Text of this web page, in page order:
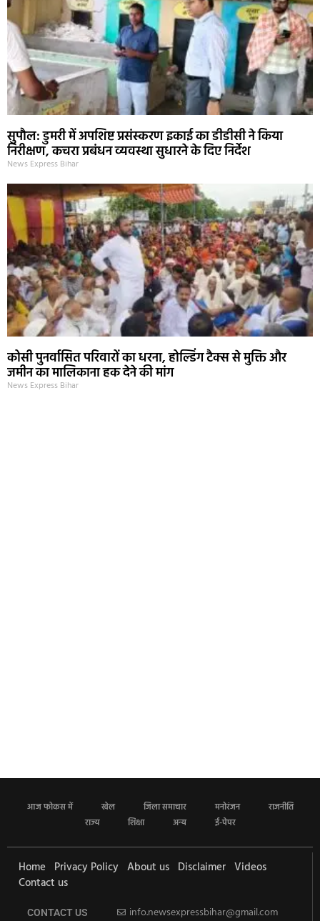
सुपौल: डुमरी में अपशिष्ट प्रसंस्करण इकाई का डीडीसी ने किया
निरीक्षण, कचरा प्रबंधन व्यवस्था सुधारने के दिए निर्देश
News Express Bihar
कोसी पुनर्वासित परिवारों का धरना, होल्डिंग टैक्स से मुक्ति और
जमीन का मालिकाना हक देने की मांग
News Express Bihar
आज फोकस में खेल जिला समाचार मनोरंजन
राजनीति
राज्य
शिक्षा अन्य ई-पेपर
Home Privacy Policy About us Disclaimer Videos
Contact us
CONTACT US info.newsexpressbihar@gmail.com